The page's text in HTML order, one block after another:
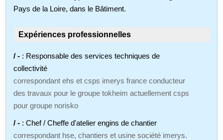
Pays de la Loire, dans le Bâtiment.
Expériences professionnelles
/ - : Responsable des services techniques de
collectivité
correspondant ehs et csps imerys france conducteur
des travaux pour le groupe tokheim actuellement csps
pour groupe norisko
/ - : Chef / Cheffe d'atelier engins de chantier
correspondant hse, chantiers et usine société imerys.